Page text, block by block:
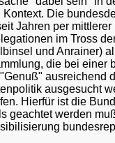
Kontext. Die
Jahren per
im Tross
und Anrainer)
die bei einer
ausreichend
ausgesucht
Hierfür ist die
geachtet werden